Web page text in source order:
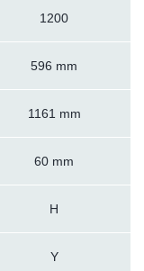
1200
596 mm
1161 mm
60 mm
H
Y